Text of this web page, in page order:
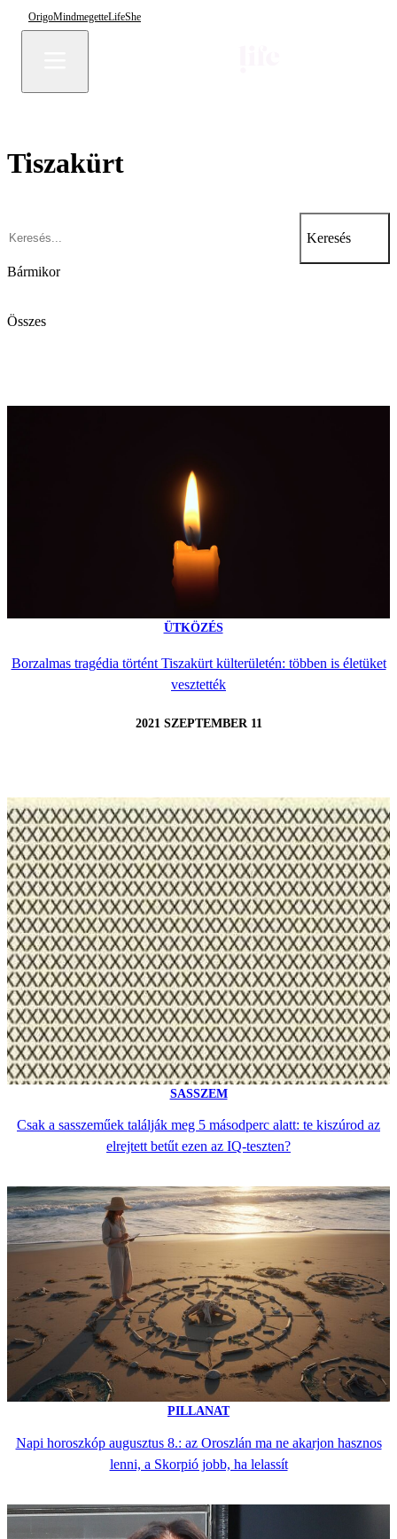
OrigoMindmegetteLifeShe
Tiszakürt
Keresés
Bármikor
Összes
ÜTKÖZÉS
Borzalmas tragédia történt Tiszakürt külterületén: többen is életüket
vesztették
2021 SZEPTEMBER 11
SASSZEM
Csak a sasszeműek találják meg 5 másodperc alatt: te kiszúrod az
elrejtett betűt ezen az IQ-teszten?
PILLANAT
Napi horoszkóp augusztus 8.: az Oroszlán ma ne akarjon hasznos
lenni, a Skorpió jobb, ha lelassít